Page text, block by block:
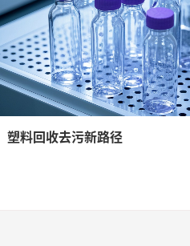
塑料回收去污新路径